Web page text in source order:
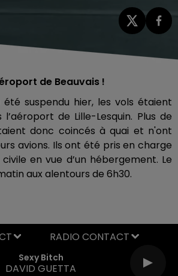
de Beauvais !
suspendu hier, les vols étaient
de Lille-Lesquin. Plus de
donc coincés à quai et n'ont
avions. Ils ont été pris en charge
en vue d’un hébergement. Le
aux alentours de 6h30.
Sexy Bitch
DAVID GUETTA
RADIO CONTACT